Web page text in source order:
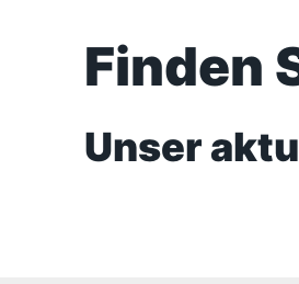
Finden
Unser